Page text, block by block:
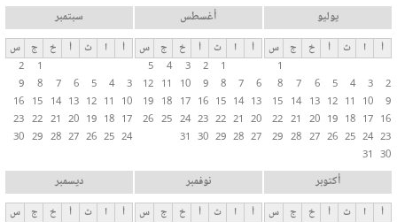
يوليو
أ ا ث أ خ ج
س
1
2
3
4
5
6
7
8
9
10
11
12
13
14
15
16
17
18
19
20
21
22
23
24
25
26
27
28
29
30
31
أغسطس
أ ا ث أ خ ج
س
1
2
3
4
5
6
7
8
9
10
11
12
13
14
15
16
17
18
19
20
21
22
23
24
25
26
27
28
29
30
31
سبتمبر
أ ا ث أ خ ج
س
1
2
3
4
5
6
7
8
9
10
11
12
13
14
15
16
17
18
19
20
21
22
23
24
25
26
27
28
29
30
أكتوبر
أ ا ث أ خ ج
س
نوفمبر
أ ا ث أ خ ج
س
ديسمبر
أ ا ث أ خ ج
س